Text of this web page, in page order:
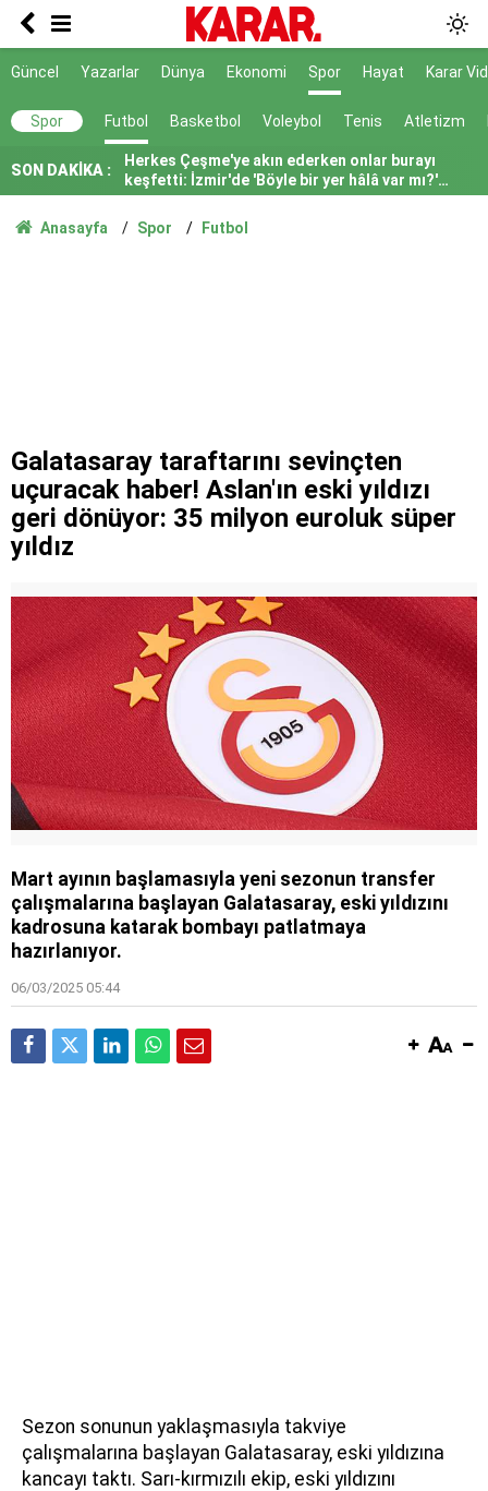
Güncel Yazarlar Dünya Ekonomi Spor Hayat Karar
Spor Futbol Basketbol Voleybol Tenis Atletizm
SON DAKİKA :
Poyraz lezzetine lezzet katıyor!
keşfetti: İzmir'de 'Böyle bir yer hâlâ var mı?'
dedirtecek o saklı cennet
DALGICLAR BILE ISIN ICINDEYMIS
AK Parti ile fark 4 puanı aştı
Anasayfa Spor Futbol
Galatasaray taraftarını sevinçten
uçuracak haber! Aslan'ın eski yıldızı
geri dönüyor: 35 milyon euroluk süper
yıldız
Mart ayının başlamasıyla yeni sezonun transfer
çalışmalarına başlayan Galatasaray, eski yıldızını
kadrosuna katarak bombayı patlatmaya
hazırlanıyor.
06/03/2025 05:44
Sezon sonunun yaklaşmasıyla takviye
çalışmalarına başlayan Galatasaray, eski yıldızına
kancayı taktı. Sarı-kırmızılı ekip, eski yıldızını